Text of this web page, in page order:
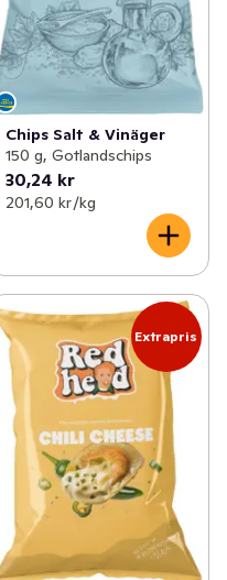
Chips Salt & Vinäger
150 g, Gotlandschips
30,24 kr
201,60 kr /kg
Extrapris